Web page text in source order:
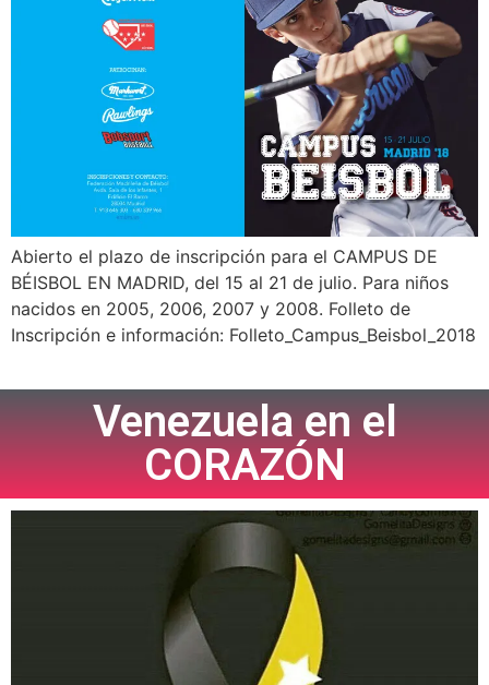
Abierto el plazo de inscripción para el CAMPUS DE
BÉISBOL EN MADRID, del 15 al 21 de julio. Para niños
nacidos en 2005, 2006, 2007 y 2008. Folleto de
Inscripción e información: Folleto_Campus_Beisbol_2018
Venezuela en el
CORAZÓN